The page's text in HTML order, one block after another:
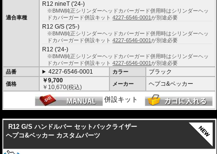
適合車種
R12 nineT ('24-)
※BMW純正シリンダーヘッドカバーガード併用時はシリンダーヘッ
ドカバーガード併設キット4227-6546-0001が別途必要
R12 G/S ('25-)
※BMW純正シリンダーヘッドカバーガード併用時はシリンダーヘッ
ドカバーガード併設キット4227-6546-0001が別途必要
R12 ('24-)
※BMW純正シリンダーヘッドカバーガード併用時はシリンダーヘッ
ドカバーガード併設キット4227-6546-0001が別途必要
品番
4227-6546-0001 カラー ブラック
価格
￥9,700
￥ 10,670(税込) メーカー ヘプコ&ベッカー
併設キット
R12 G/S ハンドルバー セットバックライザー
ヘプコ&ベッカー カスタムパーツ